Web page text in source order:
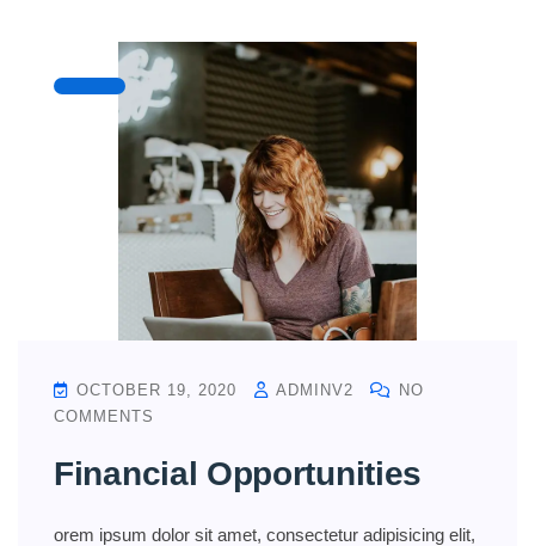
OCTOBER 19, 2020 ADMINV2
NO
COMMENTS
Financial Opportunities
orem ipsum dolor sit amet, consectetur adipisicing elit,